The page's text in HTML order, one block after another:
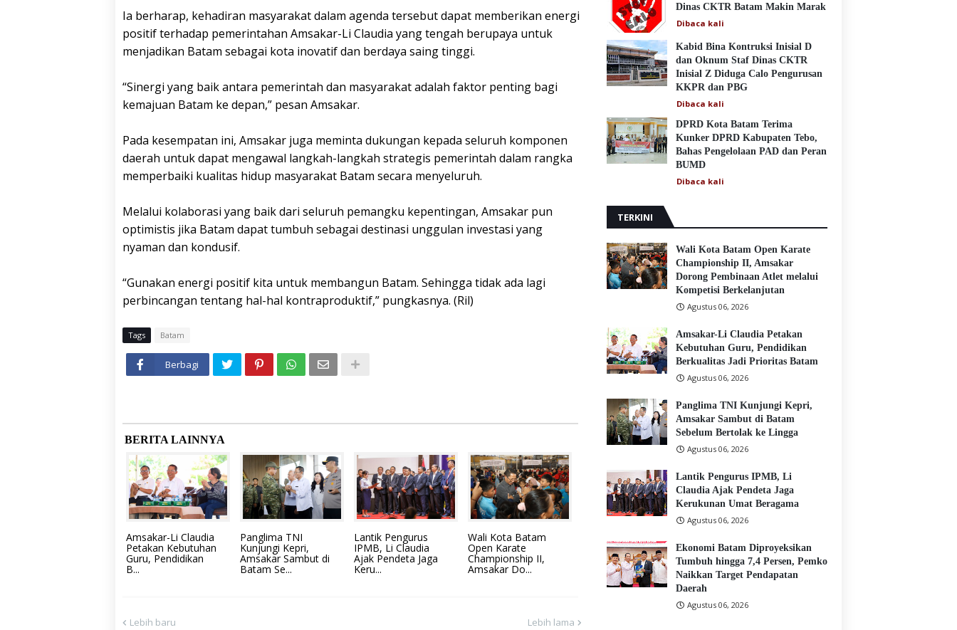
Ia berharap, kehadiran masyarakat dalam agenda tersebut dapat memberikan energi
positif terhadap pemerintahan Amsakar-Li Claudia yang tengah berupaya untuk
menjadikan Batam sebagai kota inovatif dan berdaya saing tinggi.
“Sinergi yang baik antara pemerintah dan masyarakat adalah faktor penting bagi
kemajuan Batam ke depan,” pesan Amsakar.
Pada kesempatan ini, Amsakar juga meminta dukungan kepada seluruh komponen
daerah untuk dapat mengawal langkah-langkah strategis pemerintah dalam rangka
memperbaiki kualitas hidup masyarakat Batam secara menyeluruh.
Melalui kolaborasi yang baik dari seluruh pemangku kepentingan, Amsakar pun
optimistis jika Batam dapat tumbuh sebagai destinasi unggulan investasi yang
nyaman dan kondusif.
“Gunakan energi positif kita untuk membangun Batam. Sehingga tidak ada lagi
perbincangan tentang hal-hal kontraproduktif,” pungkasnya. (Ril)
Tags Batam
Berbagi
BERITA LAINNYA
Amsakar-Li Claudia
Petakan Kebutuhan
Guru, Pendidikan
B...
Panglima TNI
Kunjungi Kepri,
Amsakar Sambut di
Batam Se...
Lantik Pengurus
IPMB, Li Claudia
Ajak Pendeta Jaga
Keru...
Wali Kota Batam
Open Karate
Championship II,
Amsakar Do...
Lebih baru Lebih lama
Dinas CKTR Batam Makin Marak
Dibaca kali
Kabid Bina Kontruksi Inisial D
dan Oknum Staf Dinas CKTR
Inisial Z Diduga Calo Pengurusan
KKPR dan PBG
Dibaca kali
DPRD Kota Batam Terima
Kunker DPRD Kabupaten Tebo,
Bahas Pengelolaan PAD dan Peran
BUMD
Dibaca kali
TERKINI
Wali Kota Batam Open Karate
Championship II, Amsakar
Dorong Pembinaan Atlet melalui
Kompetisi Berkelanjutan
Agustus 06, 2026
Amsakar-Li Claudia Petakan
Kebutuhan Guru, Pendidikan
Berkualitas Jadi Prioritas Batam
Agustus 06, 2026
Panglima TNI Kunjungi Kepri,
Amsakar Sambut di Batam
Sebelum Bertolak ke Lingga
Agustus 06, 2026
Lantik Pengurus IPMB, Li
Claudia Ajak Pendeta Jaga
Kerukunan Umat Beragama
Agustus 06, 2026
Ekonomi Batam Diproyeksikan
Tumbuh hingga 7,4 Persen, Pemko
Naikkan Target Pendapatan
Daerah
Agustus 06, 2026